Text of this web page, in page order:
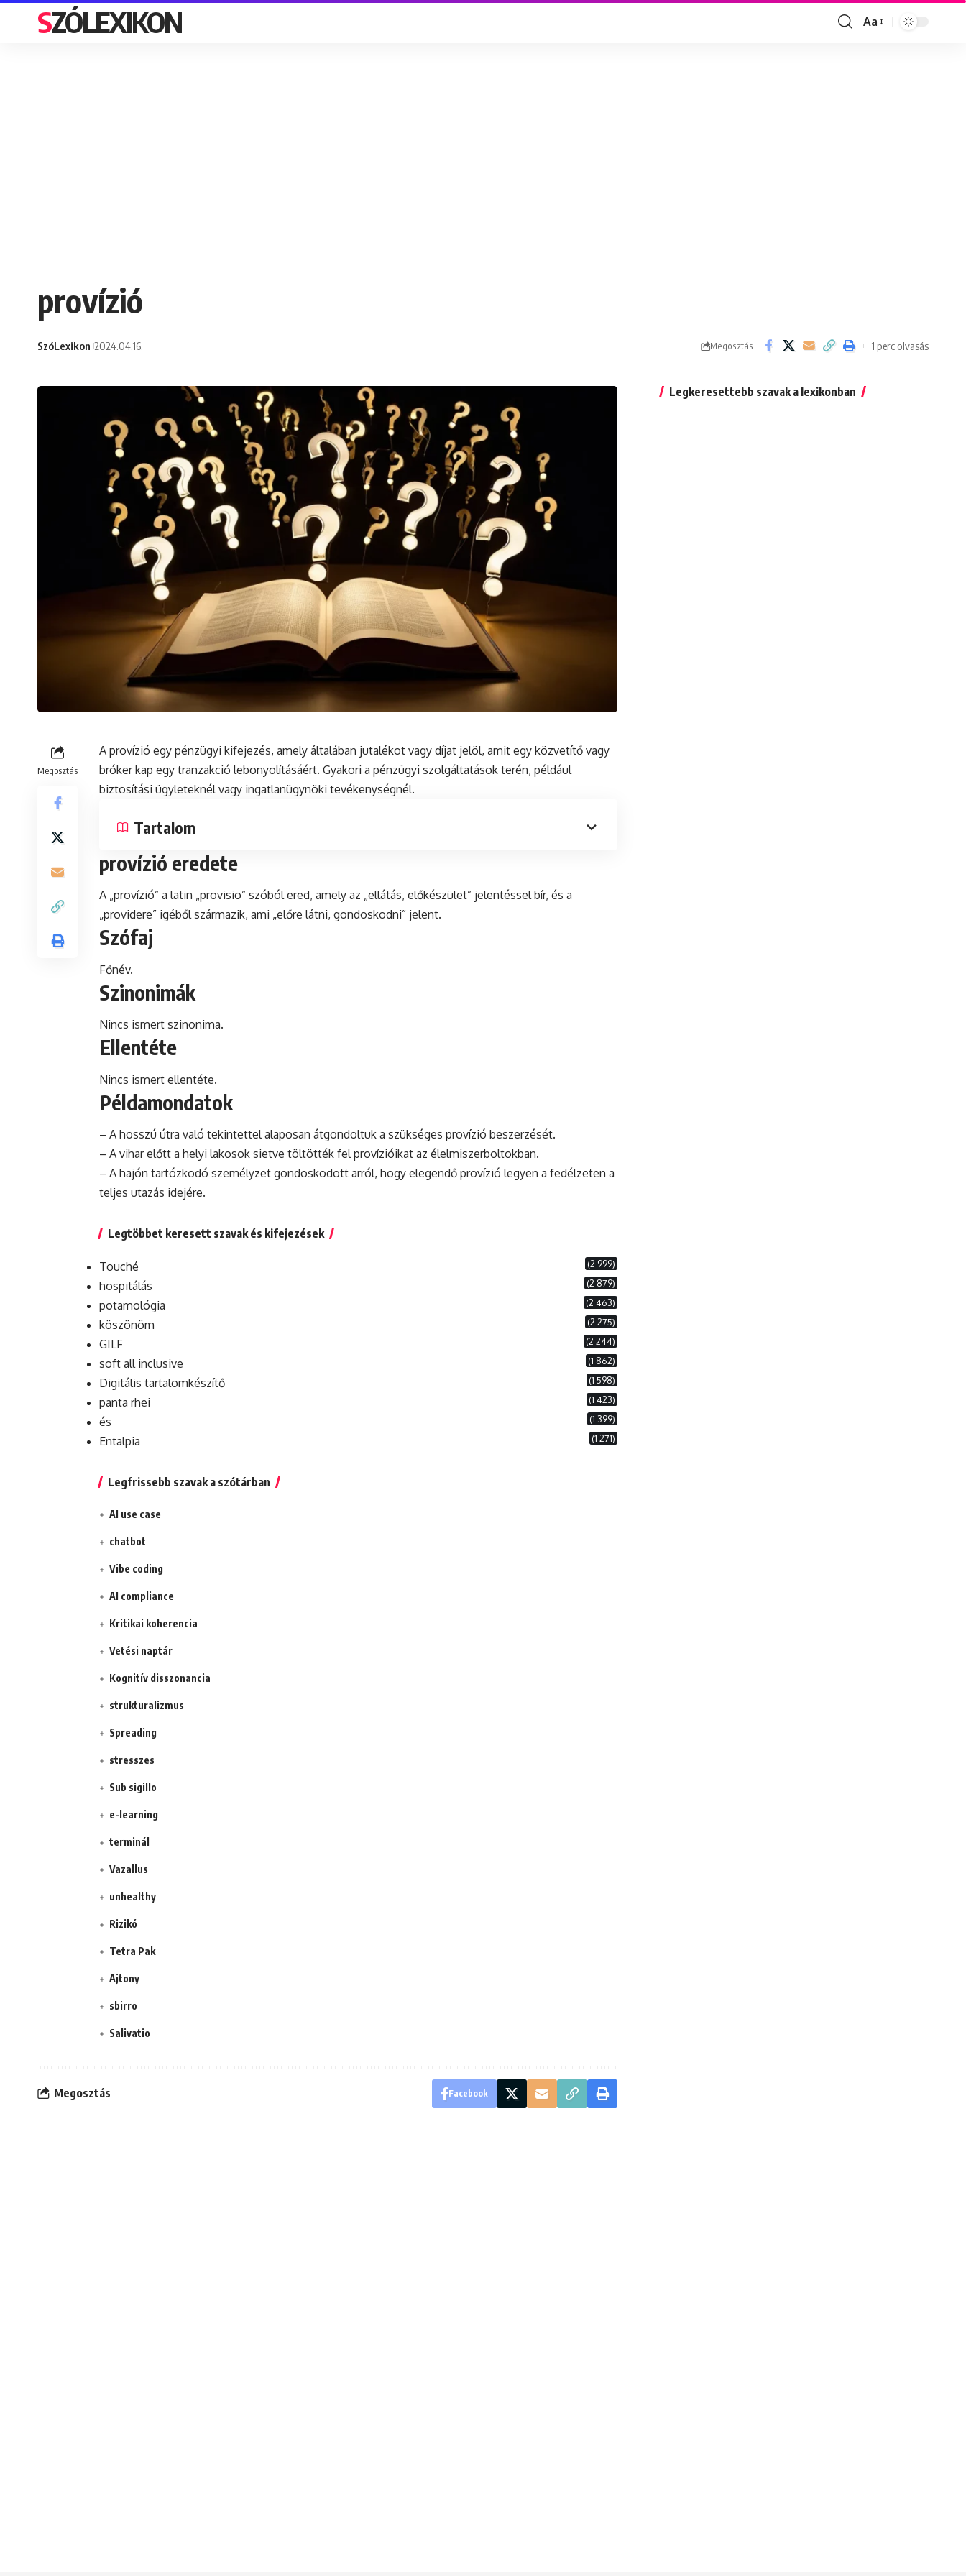
SZÓLEXIKON
Font
Aa
provízió
SzóLexikon 2024.04.16. Megosztás 1 perc olvasás
Megosztás
A provízió egy pénzügyi kifejezés, amely általában jutalékot vagy díjat jelöl, amit egy közvetítő vagy
brókerkap egy tranzakció lebonyolításáért. Gyakori a pénzügyi szolgáltatások terén, például
biztosítási ügyleteknél vagy ingatlanügynöki tevékenységnél.
Tartalom
provízió eredete
A „provízió” a latin „provisio” szóból ered, amely az „ellátás, előkészület” jelentéssel bír, és a
„providere” igéből származik, ami „előre látni, gondoskodni” jelent.
Szófaj
Főnév.
Szinonimák
Nincs ismert szinonima.
Ellentéte
Nincs ismert ellentéte.
Példamondatok
– A hosszú útra való tekintettel alaposan átgondoltuk a szükséges provízió beszerzését.
– A vihar előtt a helyi lakosok sietve töltötték fel provízióikat az élelmiszerboltokban.
– A hajón tartózkodó személyzet gondoskodott arról, hogy elegendő provízió legyen a fedélzeten a
teljes utazás idejére.
Legtöbbet keresett szavak és kifejezések
Touché (2 999)
hospitálás (2 879)
potamológia (2 463)
köszönöm (2 275)
GILF (2 244)
soft all inclusive (1 862)
Digitális tartalomkészítő (1 598)
panta rhei (1 423)
és (1 399)
Entalpia (1 271)
Legfrissebb szavak a szótárban
AI use case
chatbot
Vibe coding
AI compliance
Kritikai koherencia
Vetési naptár
Kognitív disszonancia
strukturalizmus
Spreading
stresszes
Sub sigillo
e-learning
terminál
Vazallus
unhealthy
Rizikó
Tetra Pak
Ajtony
sbirro
Salivatio
Megosztás Facebook
Legkeresettebb szavak a lexikonban